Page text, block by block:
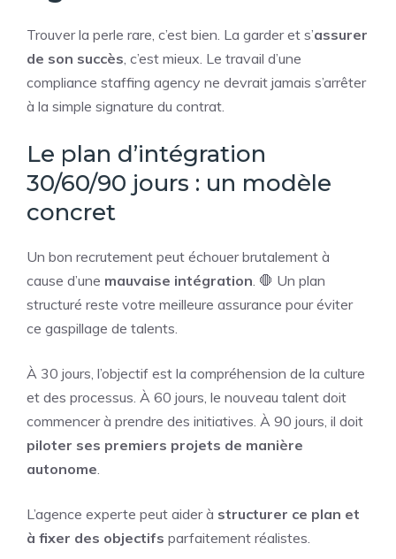
Trouver la perle rare, c’est bien. La garder et s’assurer
de son succès, c’est mieux. Le travail d’une
compliance staffing agency ne devrait jamais s’arrêter
à la simple signature du contrat.
Le plan d’intégration
30/60/90 jours : un modèle
concret
Un bon recrutement peut échouer brutalement à
cause d’une mauvaise intégration. 🛑 Un plan
structuré reste votre meilleure assurance pour éviter
ce gaspillage de talents.
À 30 jours, l’objectif est la compréhension de la culture
et des processus. À 60 jours, le nouveau talent doit
commencer à prendre des initiatives. À 90 jours, il doit
piloter ses premiers projets de manière
autonome.
L’agence experte peut aider à structurer ce plan et
à fixer des objectifs parfaitement réalistes.